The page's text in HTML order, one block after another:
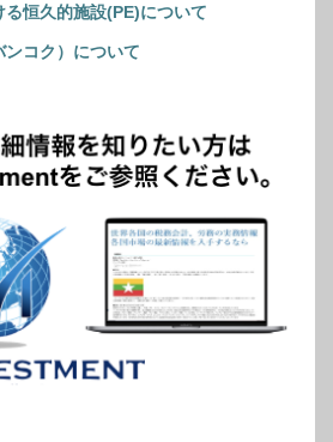
恒久的施設(PE)について
コク）について